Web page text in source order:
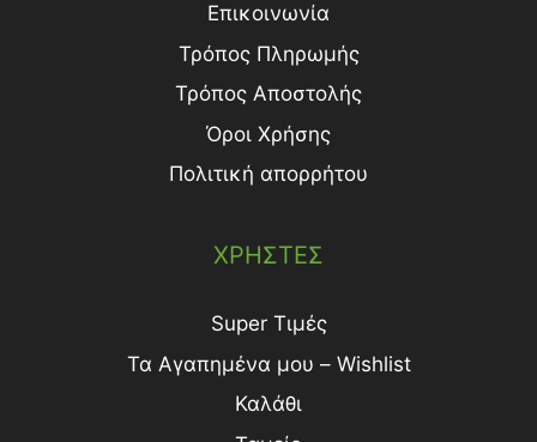
Επικοινωνία
Τρόπος Πληρωμής
Τρόπος Aποστολής
Όροι Χρήσης
Πολιτική απορρήτου
ΧΡΗΣΤΕΣ
Super Τιμές
Τα Αγαπημένα μου – Wishlist
Καλάθι